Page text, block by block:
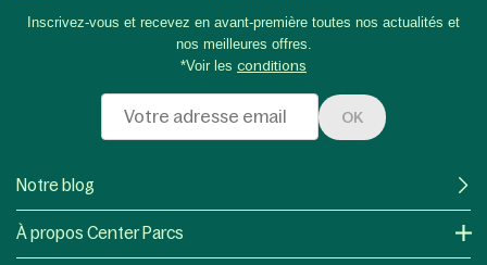
Inscrivez-vous et recevez en avant-première toutes nos actualités et
nos meilleures offres.
*Voir les conditions
OK
Notre blog
À propos Center Parcs